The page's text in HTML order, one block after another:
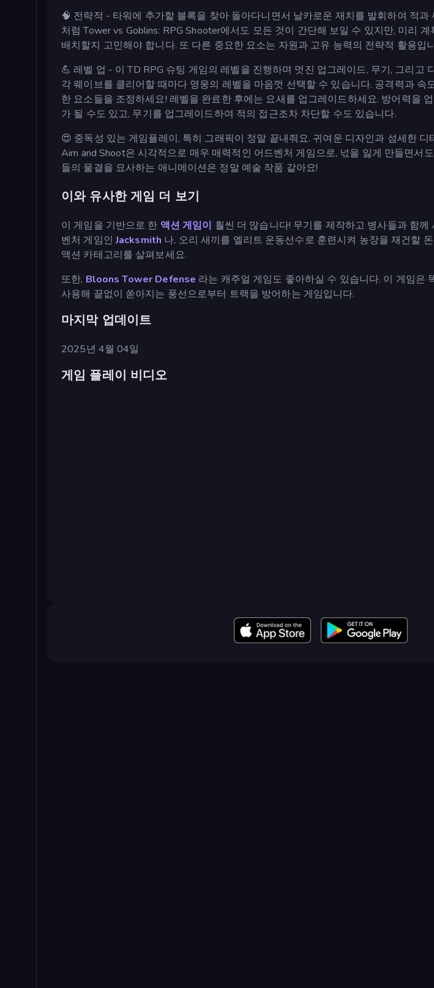
🧠 전략적 - 타워에 추가할 블록을 찾아 돌아다니면서 날카로운 재치를 발휘하여 적과
처럼 Tower vs Goblins: RPG Shooter에서도 모든 것이 간단해 보일 수 있지만, 미리
배치할지 고민해야 합니다. 또 다른 중요한 요소는 자원과 고유 능력의 전략적 활용입
💪 레벨 업 - 이 TD RPG 슈팅 게임의 레벨을 진행하며 멋진 업그레이드, 무기, 그리고
각 웨이브를 클리어할 때마다 영웅의 레벨을 마음껏 선택할 수 있습니다. 공격력과 속
한 요소들을 조정하세요! 레벨을 완료한 후에는 요새를 업그레이드하세요. 방어력을
가 될 수도 있고, 무기를 업그레이드하여 적의 접근조차 차단할 수도 있습니다.
😍 중독성 있는 게임플레이, 특히 그래픽이 정말 끝내줘요. 귀여운 디자인과 섬세한 디
Aim and Shoot은 시각적으로 매우 매력적인 어드벤처 게임으로, 넋을 잃게 만들면서
들의 물결을 묘사하는 애니메이션은 정말 예술 작품 같아요!
이와 유사한 게임 더 보기
이 게임을 기반으로 한 액션 게임이 훨씬 더 많습니다! 무기를 제작하고 병사들과 함
벤처 게임인Jacksmith 나, 오리 새끼를 엘리트 운동선수로 훈련시켜 농장을 재건할
액션 카테고리를 살펴보세요.
또한, Bloons Tower Defense 라는 캐주얼 게임도 좋아하실 수 있습니다. 이 게임은
사용해 끝없이 쏟아지는 풍선으로부터 트랙을 방어하는 게임입니다.
마지막 업데이트
2025년 4월 04일
게임 플레이 비디오